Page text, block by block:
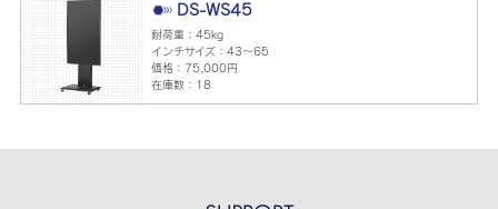
DS-WS45
耐荷重：45kg
インチサイズ：43～65
価格：75,000円
在庫数：18